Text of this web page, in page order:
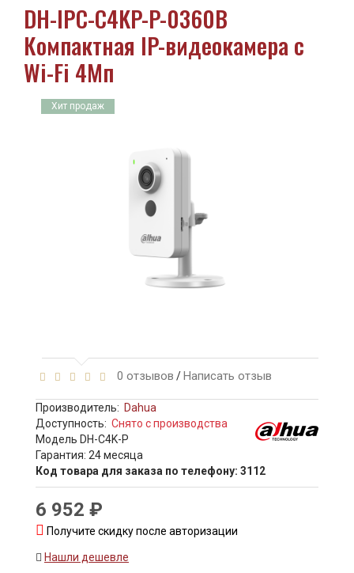
DH-IPC-C4KP-P-0360B
Компактная IP-видеокамера с
Wi-Fi 4Мп
Хит продаж
0 отзывов /Написать отзыв
Производитель: Dahua
Доступность: Снято с производства
Модель DH-C4K-P
Гарантия: 24 месяца
Код товара для заказа по телефону: 3112
6 952 ₽
Получите скидку после авторизации
Нашли дешевле